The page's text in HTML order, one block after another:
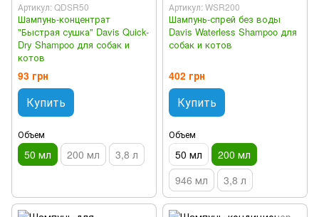
Артикул: QDSR50
Шампунь-концентрат
"Быстрая сушка" Davis Quick-
Dry Shampoo для собак и
котов
93 грн
Купить
Объем
50 мл 200 мл 3,8 л
Артикул: WSR200
Шампунь-спрей без воды
Davis Waterless Shampoo для
собак и котов
402 грн
Купить
Объем
50 мл
200 мл
946 мл
3,8 л